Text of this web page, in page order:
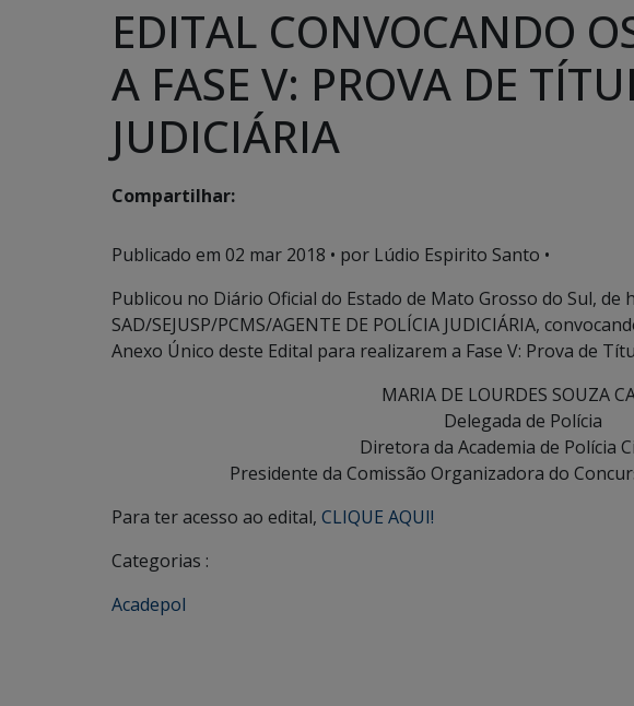
EDITAL CONVOCANDO
A FASE V: PROVA DE
JUDICIÁRIA
Compartilhar:
Publicado em 02 mar 2018 • por Lúdio Espirito Santo •
Publicou no Diário Oficial do Estado de Mato Grosso do Sul, de
SAD/SEJUSP/PCMS/AGENTE DE POLÍCIA JUDICIÁRIA,
Anexo Único deste Edital para realizarem a Fase V: Prova de
MARIA DE LOURDES SOUZA
Delegada de Polícia
Diretora da Academia de Polícia
Presidente da Comissão Organizadora do
Para ter acesso ao edital, CLIQUE AQUI!
Categorias :
Acadepol